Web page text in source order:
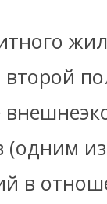
(одним
в